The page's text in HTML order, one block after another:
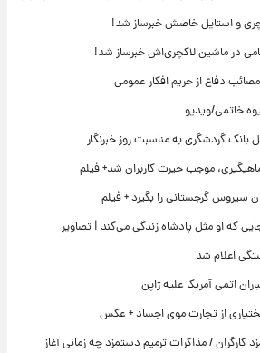
و استایل خاصش خبرساز شد!
در ماشین لاکچری‌اش خبرساز شد!
دفاع از حریم افکار عمومی
خاتمی/ویدیو
بانک گردشگری به مناسبت روز خبرنگار
موجب حیرت کاربران شد+ فیلم
گرجستانی را بگیرد + فیلم
که او مثل پادشاه زندگی می‌کند | تصاویر
اعلام شد
اتمی آمریکا علیه ژاپن
از تجارت موی اجساد + عکس
کارگران / مذاکرات ترمیم دستمزد چه زمانی آغاز